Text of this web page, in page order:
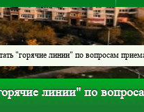
"горячие линии" по вопросам
линии" по